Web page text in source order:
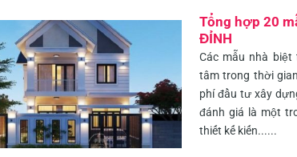
Tổng hợp 20
ĐỈNH
Các mẫu nhà
tâm trong thời
phí đầu tư xây
đánh giá là một
thiết kế kiến......